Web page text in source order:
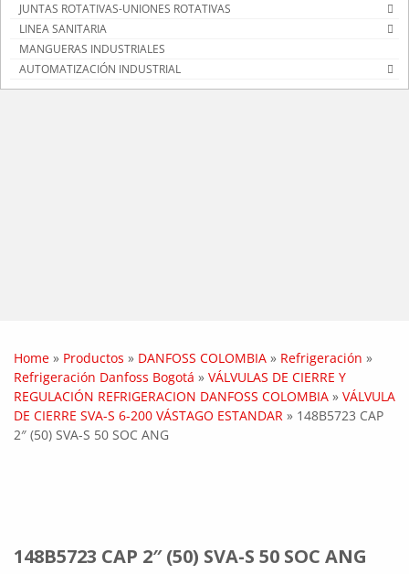
JUNTAS ROTATIVAS-UNIONES ROTATIVAS
LINEA SANITARIA
MANGUERAS INDUSTRIALES
AUTOMATIZACIÓN INDUSTRIAL
Home » Productos » DANFOSS COLOMBIA » Refrigeración »
Refrigeración Danfoss Bogotá » VÁLVULAS DE CIERRE Y
REGULACIÓN REFRIGERACION DANFOSS COLOMBIA » VÁLVULA
DE CIERRE SVA-S 6-200 VÁSTAGO ESTANDAR » 148B5723 CAP
2″ (50) SVA-S 50 SOC ANG
148B5723 CAP 2″ (50) SVA-S 50 SOC ANG